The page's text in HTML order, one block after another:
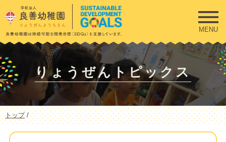
このページの本文へ
MENU
りょうぜんトピックス
現
在
の
トップ/